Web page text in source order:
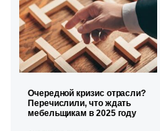
Очередной кризис отрасли?
Перечислили, что ждать
мебельщикам в 2025 году